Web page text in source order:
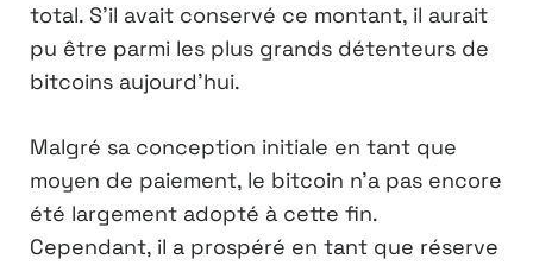
total. S’il avait conservé ce montant, il aurait
pu être parmi les plus grands détenteurs de
bitcoins aujourd’hui.
Malgré sa conception initiale en tant que
moyen de paiement, le bitcoin n’a pas encore
été largement adopté à cette fin.
Cependant, il a prospéré en tant que réserve